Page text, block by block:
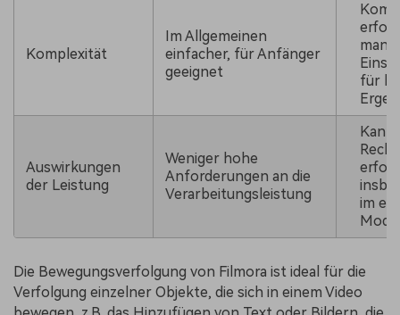
Komplexität
Im Allgemeinen
einfacher, für Anfänger
geeignet
für
Auswirkungen
der Leistung
Weniger hohe
Anforderungen an die
Verarbeitungsleistung
Kann
im
Die Bewegungsverfolgung von Filmora ist ideal für die
Verfolgung einzelner Objekte, die sich in einem Video